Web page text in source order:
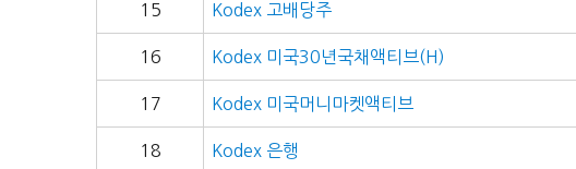
15 Kodex 고배당주
16 Kodex 미국30년국채액티브(H)
17 Kodex 미국머니마켓액티브
18 Kodex 은행